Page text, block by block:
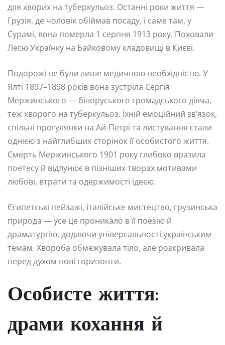
для хворих на туберкульоз. Останні роки життя —
Грузія, де чоловік обіймав посаду, і саме там, у
Сурамі, вона померла 1 серпня 1913 року. Поховали
Лесю Українку на Байковому кладовищі в Києві.
Подорожі не були лише медичною необхідністю. У
Ялті 1897–1898 років вона зустріла Сергія
Мержинського — білоруського громадського діяча,
теж хворого на туберкульоз. Їхній емоційний зв’язок,
спільні прогулянки на Ай-Петрі та листування стали
однією з найглибших сторінок її особистого життя.
Смерть Мержинського 1901 року глибоко вразила
поетесу й відлунює в пізніших творах мотивами
любові, втрати та одержимості ідеєю.
Єгипетські пейзажі, італійське мистецтво, грузинська
природа — усе це проникало в її поезію й
драматургію, додаючи універсальності українським
темам. Хвороба обмежувала тіло, але розкривала
перед духом нові горизонти.
Особисте життя:
драми кохання й